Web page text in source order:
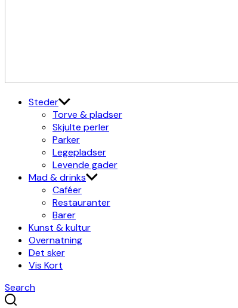
Steder
Torve & pladser
Skjulte perler
Parker
Legepladser
Levende gader
Mad & drinks
Caféer
Restauranter
Barer
Kunst & kultur
Overnatning
Det sker
Vis Kort
Search